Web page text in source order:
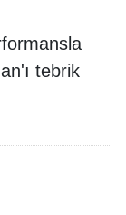
tebrik